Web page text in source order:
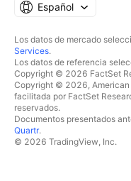
Español
Los datos de mercado
Services.
Los datos de referencia
Copyright © 2026 FactSet
Copyright © 2026, American
facilitada por FactSet
reservados.
Documentos presentados
Quartr.
© 2026 TradingView, Inc.